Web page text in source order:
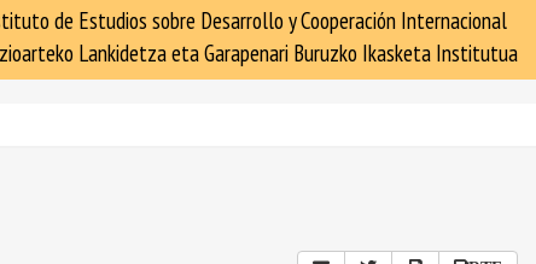
de Estudios sobre Desarrollo y Cooperación Internacional
Lankidetza eta Garapenari Buruzko Ikasketa Institutua